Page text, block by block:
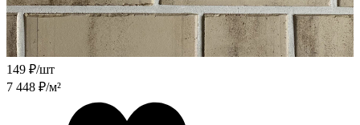
149 ₽/шт
7 448 ₽/м²